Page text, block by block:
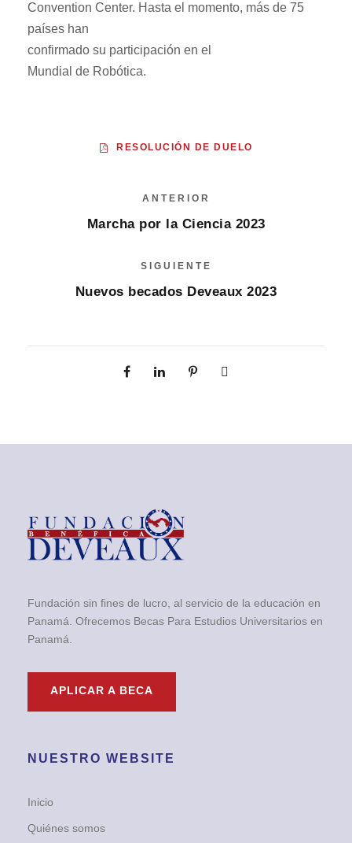
Convention Center. Hasta el momento, más de 75
países han
confirmado su participación en el
Mundial de Robótica.
RESOLUCIÓN DE DUELO
ANTERIOR
Marcha por la Ciencia 2023
SIGUIENTE
Nuevos becados Deveaux 2023
Fundación sin fines de lucro, al servicio de la educación en
Panamá. Ofrecemos Becas Para Estudios Universitarios en
Panamá.
APLICAR A BECA
NUESTRO WEBSITE
Inicio
Quiénes somos